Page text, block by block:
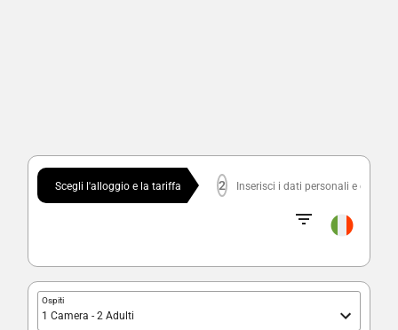
Scegli l'alloggio e la tariffa 2 Inserisci i dati personali e
Ospiti
1 Camera - 2 Adulti